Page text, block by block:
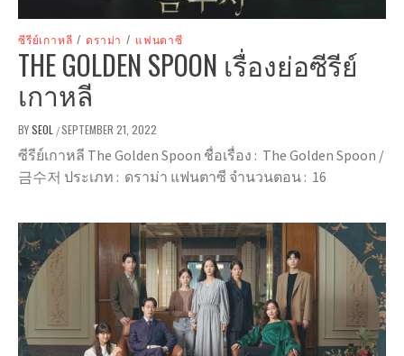
ซีรีย์เกาหลี / ดราม่า / แฟนตาซี
THE GOLDEN SPOON เรื่องย่อซีรีย์
เกาหลี
BYSEOL /SEPTEMBER 21, 2022
ซีรีย์เกาหลี The Golden Spoon ชื่อเรื่อง : The Golden Spoon /
금수저 ประเภท : ดราม่า แฟนตาซี จำนวนตอน : 16